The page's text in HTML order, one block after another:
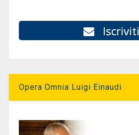
Iscriviti
Opera Omnia Luigi Einaudi